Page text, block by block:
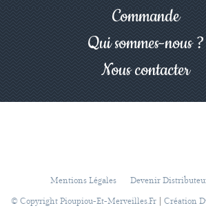
Commande
Qui sommes-nous ?
Nous contacter
Mentions Légales Devenir
© Copyright Pioupiou-Et-Merveilles.fr
Création